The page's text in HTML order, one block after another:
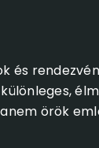
és
örök